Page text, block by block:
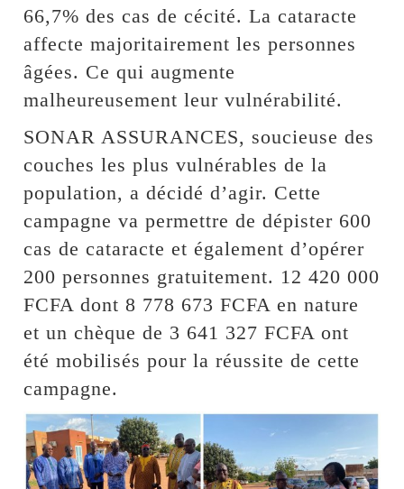
66,7% des cas de cécité. La cataracte
affecte majoritairement les personnes
âgées. Ce qui augmente
malheureusement leur vulnérabilité.
SONAR ASSURANCES, soucieuse des
couches les plus vulnérables de la
population, a décidé d’agir. Cette
campagne va permettre de dépister 600
cas de cataracte et également d’opérer
200 personnes gratuitement. 12 420 000
FCFA dont 8 778 673 FCFA en nature
et un chèque de 3 641 327 FCFA ont
été mobilisés pour la réussite de cette
campagne.